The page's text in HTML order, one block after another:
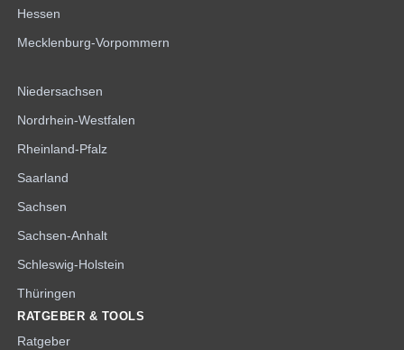
Hessen
Mecklenburg-Vorpommern
Niedersachsen
Nordrhein-Westfalen
Rheinland-Pfalz
Saarland
Sachsen
Sachsen-Anhalt
Schleswig-Holstein
Thüringen
RATGEBER & TOOLS
Ratgeber